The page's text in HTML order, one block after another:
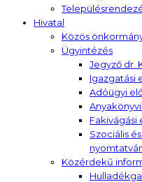
Hivatal
Közös
Ügyintézés
Jegyző dr.
Igazgatási
Adóügyi
Fakivágási
Szociális
Közérdekű